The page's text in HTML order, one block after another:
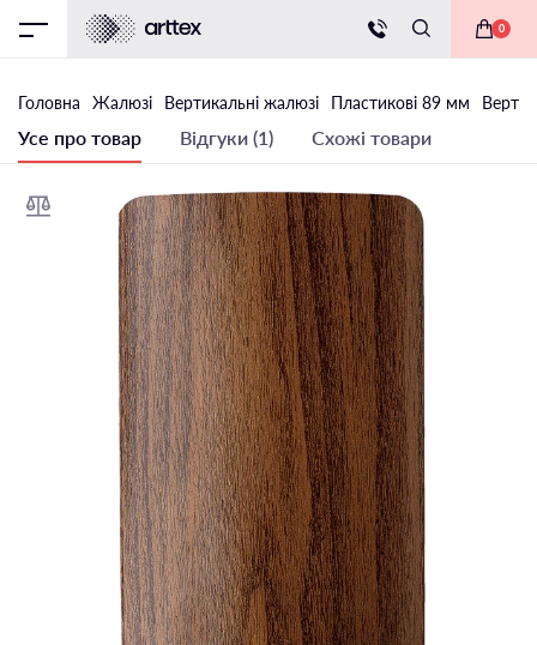
0
Головна Жалюзі Вертикальні жалюзі Пластикові 89 мм
Усе про товар Відгуки (1) Схожі товари